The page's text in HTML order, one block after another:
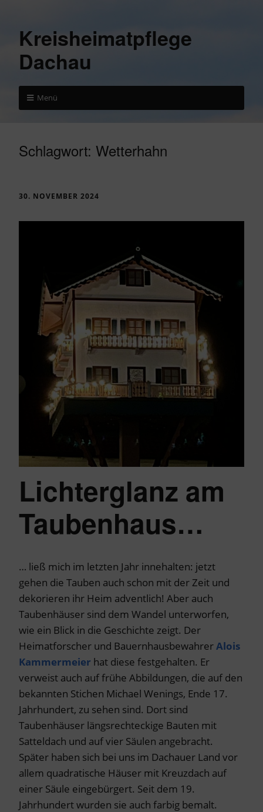
Kreisheimatpflege
Dachau
Menü
Schlagwort: Wetterhahn
30. NOVEMBER 2024
Lichterglanz am
Taubenhaus…
… ließ mich im letzten Jahr innehalten: jetzt
gehen die Tauben auch schon mit der Zeit und
dekorieren ihr Heim adventlich! Aber auch
Taubenhäuser sind dem Wandel unterworfen,
wie ein Blick in die Geschichte zeigt. Der
Heimatforscher und BauernhausbewahrerAlois
Kammermeier hat diese festgehalten. Er
verweist auch auf frühe Abbildungen, die auf den
bekannten Stichen Michael Wenings, Ende 17.
Jahrhundert, zu sehen sind. Dort sind
Taubenhäuser längsrechteckige Bauten mit
Satteldach und auf vier Säulen angebracht.
Später haben sich bei uns im Dachauer Land vor
allem quadratische Häuser mit Kreuzdach auf
einer Säule eingebürgert. Seit dem 19.
Jahrhundert wurden sie auch farbig bemalt.